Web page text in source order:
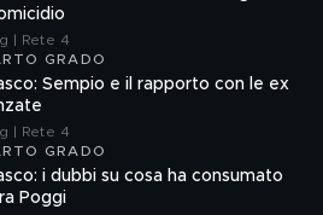
| Rete 4
GRADO
Sempio e il rapporto con le ex
| Rete 4
GRADO
i dubbi su cosa ha consumato
Poggi